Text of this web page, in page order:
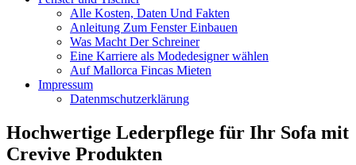
Alle Kosten, Daten Und Fakten
Anleitung Zum Fenster Einbauen
Was Macht Der Schreiner
Eine Karriere als Modedesigner wählen
Auf Mallorca Fincas Mieten
Impressum
Datenmschutzerklärung
Hochwertige Lederpflege für Ihr Sofa mit
Crevive Produkten